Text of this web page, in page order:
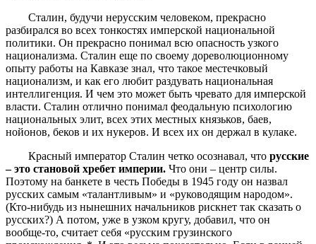
Сталин, будучи нерусским человеком, прекрасно
разбирался во всех тонкостях имперской национальной
политики. Он прекрасно понимал всю опасность узкого
национализма. Сталин еще по своему дореволюционному
опыту работы на Кавказе знал, что такое местечковый
национализм, и как его любит раздувать национальная
интеллигенция. И чем это может быть чревато для имперской
власти. Сталин отлично понимал феодальную психологию
национальных элит, всех этих местных князьков, баев,
нойонов, беков и их нукеров. И всех их он держал в кулаке.
Красный император Сталин четко осознавал, что русские
– это становой хребет империи. Что они – центр силы.
Поэтому на банкете в честь Победы в 1945 году он назвал
русских самым «талантливым» и «руководящим народом».
(Кто-нибудь из нынешних начальников рискнет так сказать о
русских?) А потом, уже в узком кругу, добавил, что он
вообще-то, считает себя «русским грузинского